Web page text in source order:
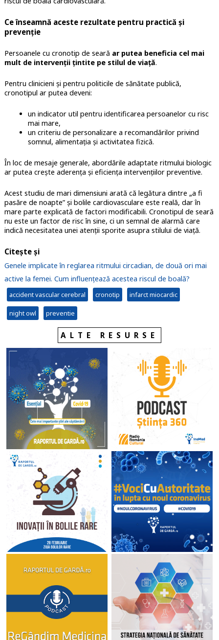
Ce înseamnă aceste rezultate pentru practică și
prevenție
Persoanele cu cronotip de seară ar putea beneficia cel mai
mult de intervenții țintite pe stilul de viață.
Pentru clinicieni și pentru politicile de sănătate publică,
cronotipul ar putea deveni:
un indicator util pentru identificarea persoanelor cu risc
mai mare,
un criteriu de personalizare a recomandărilor privind
somnul, alimentația și activitatea fizică.
În loc de mesaje generale, abordările adaptate ritmului biologic
ar putea crește aderența și eficiența intervențiilor preventive.
Acest studiu de mari dimensiuni arată că legătura dintre „a fi
pasăre de noapte” și bolile cardiovasculare este reală, dar în
mare parte explicată de factori modificabili. Cronotipul de seară
nu este un factor de risc în sine, ci un semnal de alarmă care
indică necesitatea unei atenții sporite asupra stilului de viață.
Citește și
Genele implicate în reglarea ritmului circadian, de două ori mai
active la femei. Cum influențează acestea riscul de boală?
accident vascular cerebral cronotip infarct miocardic
night owl preventie
ALTE RESURSE